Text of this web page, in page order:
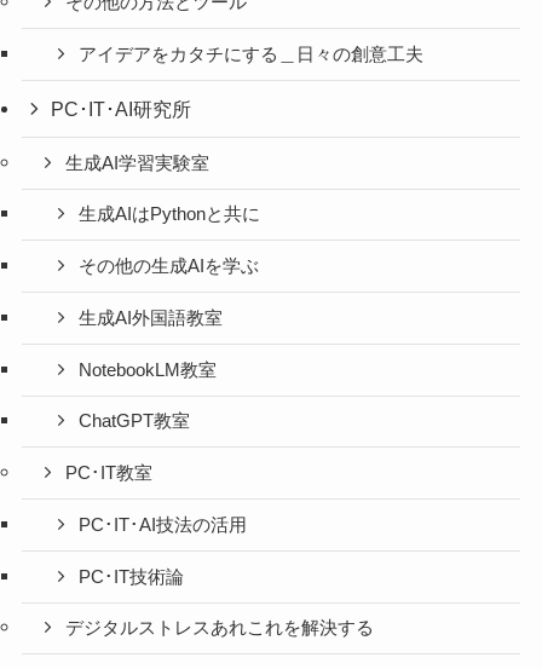
アイデアをカタチにする＿日々の創意工夫
PC･IT･AI研究所
生成AI学習実験室
生成AIはPythonと共に
その他の生成AIを学ぶ
生成AI外国語教室
NotebookLM教室
ChatGPT教室
PC･IT教室
PC･IT･AI技法の活用
PC･IT技術論
デジタルストレスあれこれを解決する